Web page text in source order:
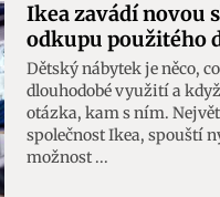
Ikea zavádí novou
odkupu použitého
Dětský nábytek je něco,
dlouhodobé využití a
otázka, kam s ním.
společnost Ikea, spouští
možnost ...